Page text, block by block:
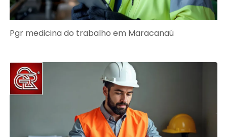
Pgr medicina do trabalho em Maracanaú